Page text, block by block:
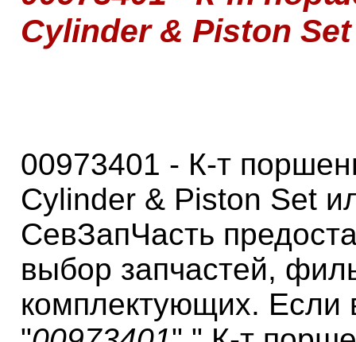
Cylinder & Piston Set
00973401 - К-т
Cylinder & Piston Set
СевЗапЧасть
выбор запчастей,
комплектующих. Если